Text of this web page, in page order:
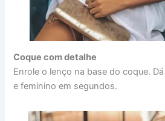
Coque com detalhe
Enrole o lenço na base do coque.
e feminino em segundos.